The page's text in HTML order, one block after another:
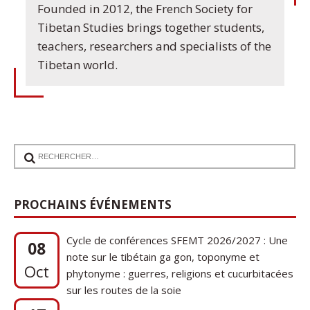
Founded in 2012, the French Society for
Tibetan Studies brings together students,
teachers, researchers and specialists of the
Tibetan world.
PROCHAINS ÉVÉNEMENTS
08
Oct
Cycle de conférences SFEMT 2026/2027 : Une
note sur le tibétain ga gon, toponyme et
phytonyme : guerres, religions et cucurbitacées
sur les routes de la soie